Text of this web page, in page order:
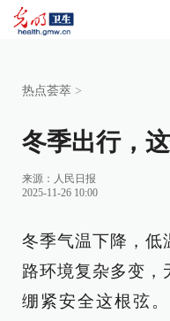
热点荟萃 >
冬季出行，
来源： 人民日报
2025-11-26 10:00
冬季气温下降，低
路环境复杂多变，
绷紧安全这根弦